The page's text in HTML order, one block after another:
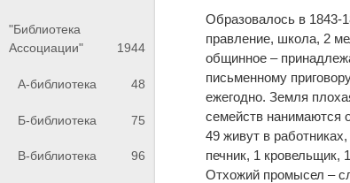
"Библиотека
Ассоциации"
1944
А-библиотека 48
Б-библиотека 75
В-библиотека 96
Образовалось в 1843-
правление, школа, 2
общинное –
письменному
ежегодно. Земля
семейств нанимаются
49 живут в
печник, 1 кровельщик,
Отхожий промысел –